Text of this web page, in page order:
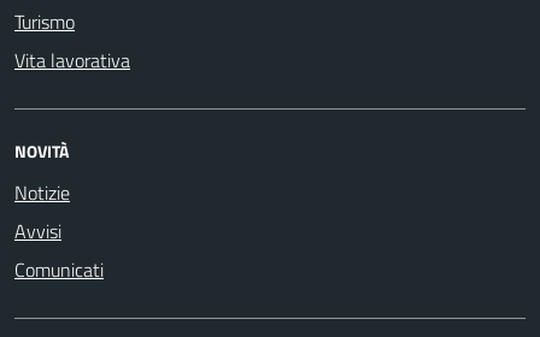
Turismo
Vita lavorativa
NOVITÀ
Notizie
Avvisi
Comunicati